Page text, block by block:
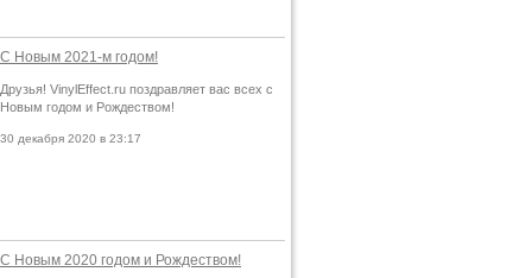
С Новым 2021-м годом!
Друзья! VinylEffect.ru поздравляет вас всех с
Новым годом и Рождеством!
30 декабря 2020 в 23:17
С Новым 2020 годом и Рождеством!